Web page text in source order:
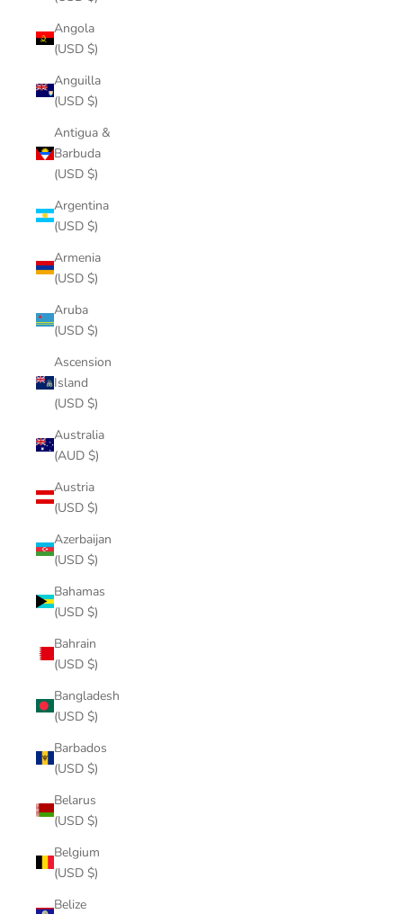
Angola
(USD $)
Anguilla
(USD $)
Antigua &
Barbuda
(USD $)
Argentina
(USD $)
Armenia
(USD $)
Aruba
(USD $)
Ascension
Island
(USD $)
Australia
(AUD $)
Austria
(USD $)
Azerbaijan
(USD $)
Bahamas
(USD $)
Bahrain
(USD $)
Bangladesh
(USD $)
Barbados
(USD $)
Belarus
(USD $)
Belgium
(USD $)
Belize